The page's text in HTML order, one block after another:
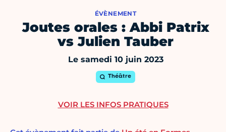
ÉVÈNEMENT
Joutes orales : Abbi Patrix
vs Julien Tauber
Le samedi 10 juin 2023
Théâtre
VOIR LES INFOS PRATIQUES